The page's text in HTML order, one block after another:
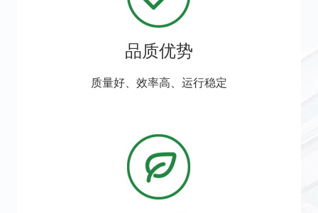
品质优势
质量好、效率高、运行稳定